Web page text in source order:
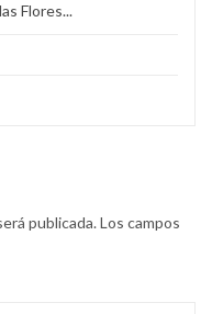
Flores...
publicada.Los campos